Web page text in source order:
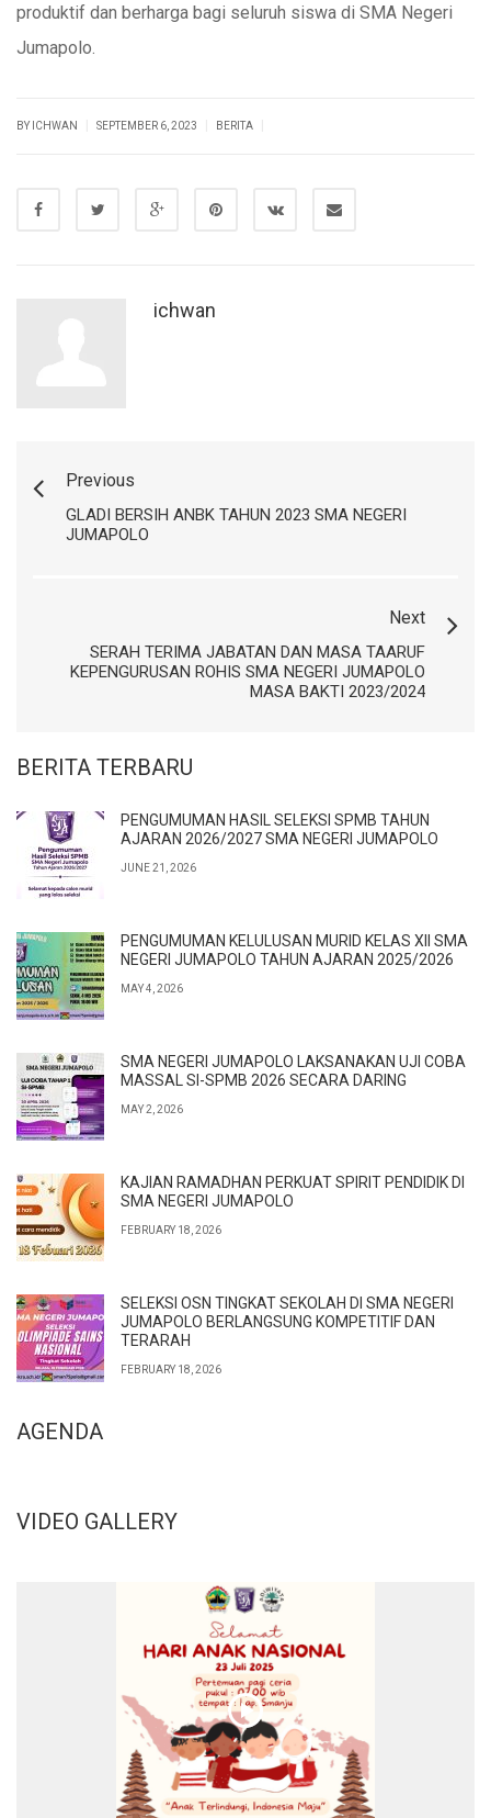
produktif dan berharga bagi seluruh siswa di SMA Negeri
Jumapolo.
BY ICHWAN SEPTEMBER 6, 2023 BERITA
ichwan
Previous
GLADI BERSIH ANBK TAHUN 2023 SMA NEGERI
JUMAPOLO
Next
SERAH TERIMA JABATAN DAN MASA TAARUF
KEPENGURUSAN ROHIS SMA NEGERI JUMAPOLO
MASA BAKTI 2023/2024
BERITA TERBARU
PENGUMUMAN HASIL SELEKSI SPMB TAHUN
AJARAN 2026/2027 SMA NEGERI JUMAPOLO
JUNE 21, 2026
PENGUMUMAN KELULUSAN MURID KELAS XII SMA
NEGERI JUMAPOLO TAHUN AJARAN 2025/2026
MAY 4, 2026
SMA NEGERI JUMAPOLO LAKSANAKAN UJI COBA
MASSAL SI-SPMB 2026 SECARA DARING
MAY 2, 2026
KAJIAN RAMADHAN PERKUAT SPIRIT PENDIDIK DI
SMA NEGERI JUMAPOLO
FEBRUARY 18, 2026
SELEKSI OSN TINGKAT SEKOLAH DI SMA NEGERI
JUMAPOLO BERLANGSUNG KOMPETITIF DAN
TERARAH
FEBRUARY 18, 2026
AGENDA
VIDEO GALLERY